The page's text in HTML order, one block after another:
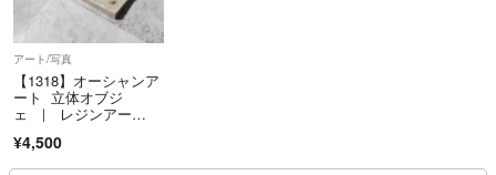
アート/写真
【1318】オーシャンア
ート 立体オブジ
ェ ｜ レジンアー
¥4,500